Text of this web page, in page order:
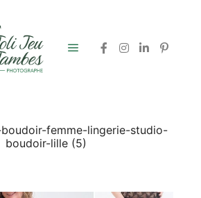
femme-lingerie-studio-
boudoir-lille (5)